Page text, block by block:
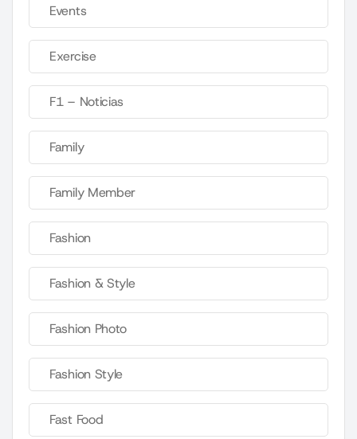
Events
Exercise
F1 – Noticias
Family
Family Member
Fashion
Fashion & Style
Fashion Photo
Fashion Style
Fast Food